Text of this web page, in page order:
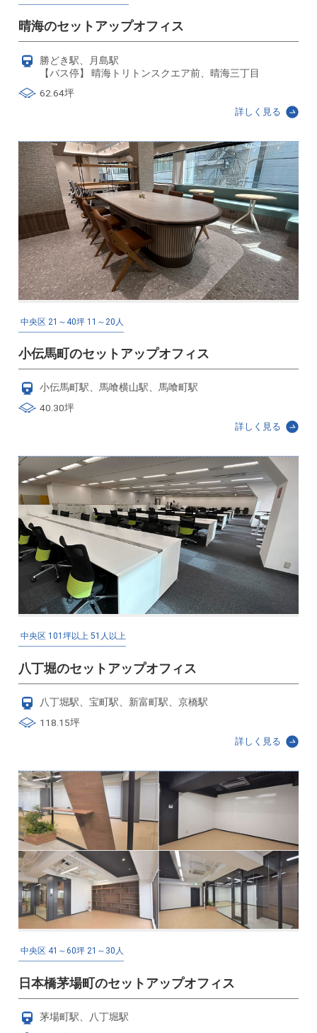
晴海のセットアップオフィス
勝どき駅、月島駅
【バス停】 晴海トリトンスクエア前、晴海三丁目
62.64坪
詳しく見る
中央区 21～40坪 11～20人
小伝馬町のセットアップオフィス
小伝馬町駅、馬喰横山駅、馬喰町駅
40.30坪
詳しく見る
中央区 101坪以上 51人以上
八丁堀のセットアップオフィス
八丁堀駅、宝町駅、新富町駅、京橋駅
118.15坪
詳しく見る
中央区 41～60坪 21～30人
日本橋茅場町のセットアップオフィス
茅場町駅、八丁堀駅